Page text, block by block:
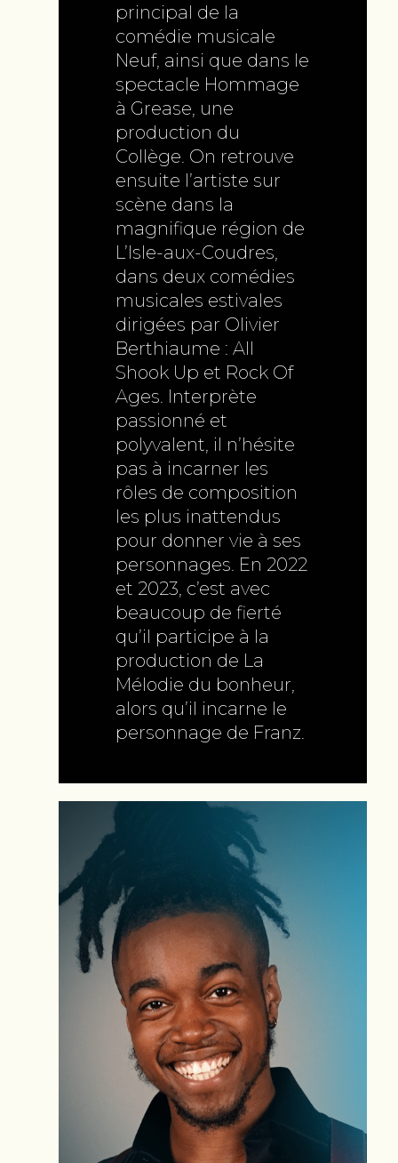
principal de la
comédie musicale
Neuf, ainsi que dans le
spectacle Hommage
à Grease, une
production du
Collège. On retrouve
ensuite l’artiste sur
scène dans la
magnifique région de
L’Isle-aux-Coudres,
dans deux comédies
musicales estivales
dirigées par Olivier
Berthiaume : All
Shook Up et Rock Of
Ages. Interprète
passionné et
polyvalent, il n’hésite
pas à incarner les
rôles de composition
les plus inattendus
pour donner vie à ses
personnages. En 2022
et 2023, c’est avec
beaucoup de fierté
qu’il participe à la
production de La
Mélodie du bonheur,
alors qu’il incarne le
personnage de Franz.